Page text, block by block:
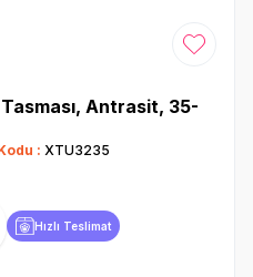
Favoriye
Antrasit, 35-
: XTU3235
Hızlı Teslimat